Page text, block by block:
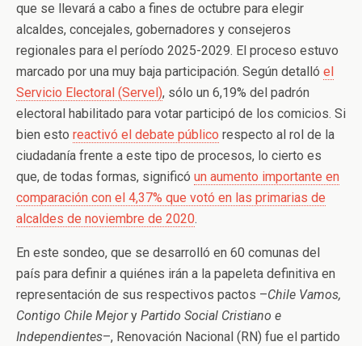
que se llevará a cabo a fines de octubre para elegir
alcaldes, concejales, gobernadores y consejeros
regionales para el período 2025-2029. El proceso estuvo
marcado por una muy baja participación. Según detalló el
Servicio Electoral (Servel), sólo un 6,19% del padrón
electoral habilitado para votar participó de los comicios. Si
bien esto reactivó el debate público respecto al rol de la
ciudadanía frente a este tipo de procesos, lo cierto es
que, de todas formas, significó un aumento importante en
comparación con el 4,37% que votó en las primarias de
alcaldes de noviembre de 2020.
En este sondeo, que se desarrolló en 60 comunas del
país para definir a quiénes irán a la papeleta definitiva en
representación de sus respectivos pactos –Chile Vamos,
Contigo Chile Mejory Partido Social Cristiano e
Independientes–, Renovación Nacional (RN) fue el partido